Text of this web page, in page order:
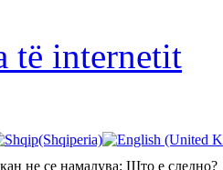
të internetit
не се намалува: Што е следно?